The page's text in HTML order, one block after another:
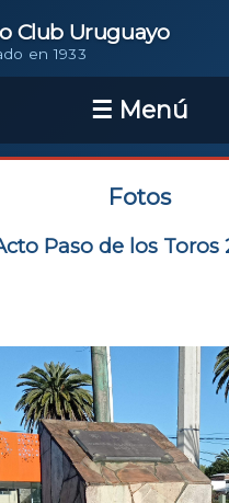
Club Uruguayo
en 1933
Fotos
Paso de los Toros